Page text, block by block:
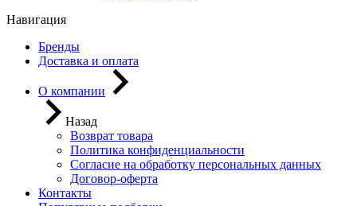
Навигация
Бренды
Доставка и оплата
О компании
Назад
Возврат товара
Политика конфиденциальности
Согласие на обработку персональных данных
Договор-оферта
Контакты